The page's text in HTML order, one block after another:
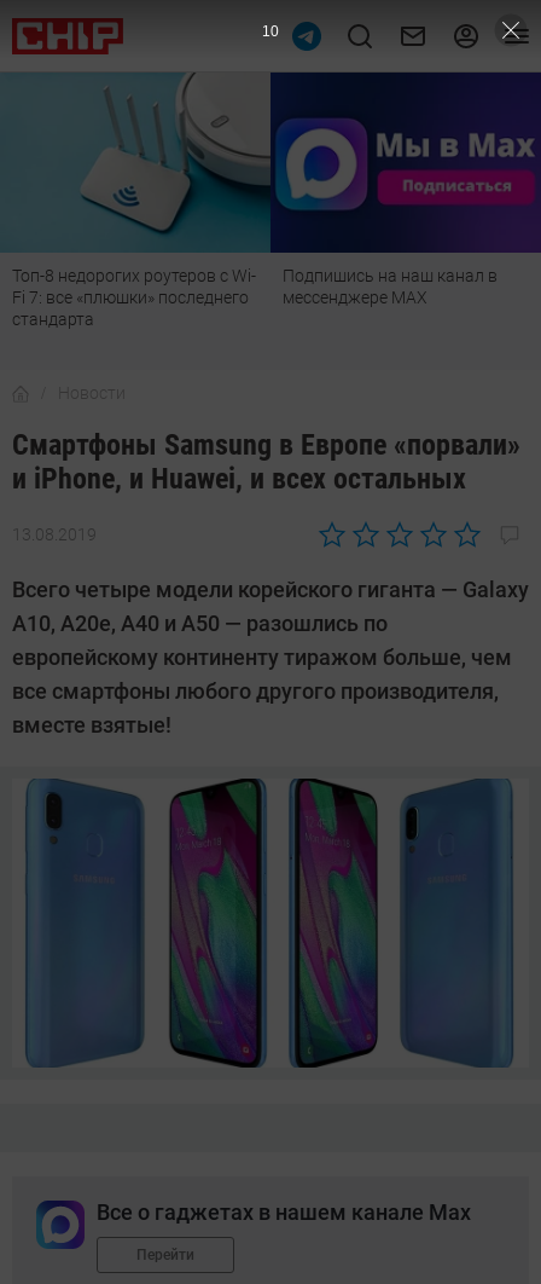
Топ-8 недорогих роутеров с Wi-
Fi 7: все «плюшки» последнего
стандарта
Подпишись на наш канал в
мессенджере МАХ
Новости
Смартфоны Samsung в Европе «порвали»
и iPhone, и Huawei, и всех остальных
13.08.2019
Автор:
Кошик
Всего четыре модели корейского гиганта — Galaxy
A10, A20e, A40 и A50 — разошлись по
европейскому континенту тиражом больше, чем
все смартфоны любого другого производителя,
вместе взятые!
Все о гаджетах в нашем канале Max
Перейти
9